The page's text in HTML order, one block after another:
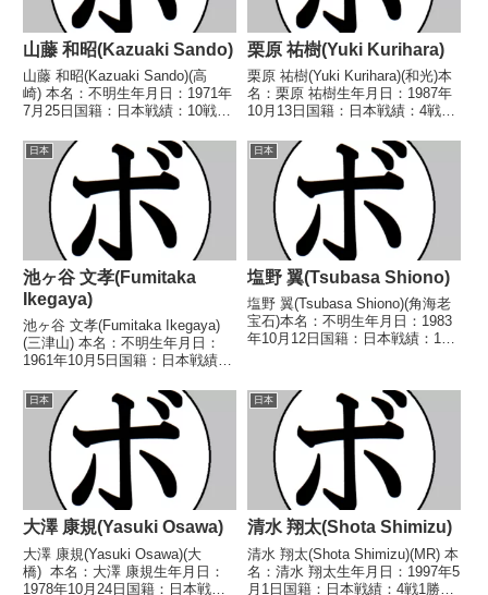
山藤 和昭(Kazuaki Sando)
山藤 和昭(Kazuaki Sando)(高
崎) 本名：不明生年月日：1971年
7月25日国籍：日本戦績：10戦4
なし 【戦歴】1992/05/31 ●4R
判定 (採点不明) 土屋 孝広(Kカ
ントリー)...
栗原 祐樹(Yuki Kurihara)
栗原 祐樹(Yuki Kurihara)(和光)本
名：栗原 祐樹生年月日：1987年
10月13日国籍：日本戦績：4戦4
2017/06/11 ●3RTKO 安藤 佳
孝(中日)2017/11/19 ●2RTKO
日本
池ヶ谷 文孝(Fumitaka
Ikegaya)
池ヶ谷 文孝(Fumitaka Ikegaya)
(三津山) 本名：不明生年月日：
1961年10月5日国籍：日本戦績：
ル】なし 【戦歴】1983/02/24
●2RKO 横井 一三(中
日)1983/05/0...
日本
塩野 翼(Tsubasa Shiono)
塩野 翼(Tsubasa Shiono)(角海老
宝石)本名：不明生年月日：1983
年10月12日国籍：日本戦績：15
定 2-0(39-38、39-38、39-39...
日本
大澤 康規(Yasuki Osawa)
大澤 康規(Yasuki Osawa)(大
橋) 本名：大澤 康規生年月日：
1978年10月24日国籍：日本戦
日本
清水 翔太(Shota Shimizu)
清水 翔太(Shota Shimizu)(MR) 本
名：清水 翔太生年月日：1997年5
月1日国籍：日本戦績：4戦1勝